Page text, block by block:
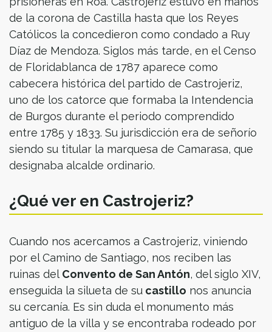
de la corona de Castilla hasta que los Reyes
Católicos la concedieron como condado a Ruy
Díaz de Mendoza. Siglos más tarde, en el Censo
de Floridablanca de 1787 aparece como
cabecera histórica del partido de Castrojeriz,
uno de los catorce que formaba la Intendencia
de Burgos durante el periodo comprendido
entre 1785 y 1833. Su jurisdicción era de señorío
siendo su titular la marquesa de Camarasa, que
designaba alcalde ordinario.
¿Qué ver en Castrojeriz?
Cuando nos acercamos a Castrojeriz, viniendo
por el Camino de Santiago, nos reciben las
ruinas del Convento de San Antón, del siglo XIV,
enseguida la silueta de su castillo nos anuncia
su cercanía. Es sin duda el monumento más
antiguo de la villa y se encontraba rodeado por